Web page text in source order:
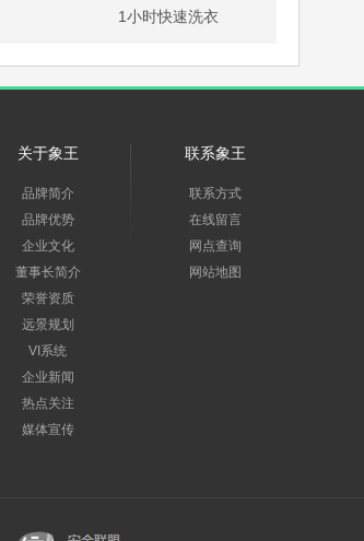
1小时快速洗衣
关于象王
品牌简介
品牌优势
企业文化
董事长简介
荣誉资质
远景规划
VI系统
企业新闻
热点关注
媒体宣传
联系象王
联系方式
在线留言
网点查询
网站地图